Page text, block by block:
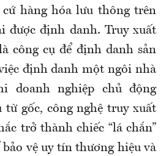
hàng hóa lưu thông trên
được định danh. Truy xuất
công cụ để định danh sản
định danh một ngôi nhà
doanh nghiệp chủ động
gốc, công nghệ truy xuất
trở thành chiếc “lá chắn”
vệ uy tín thương hiệu và